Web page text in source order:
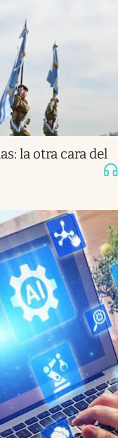
la otra cara del